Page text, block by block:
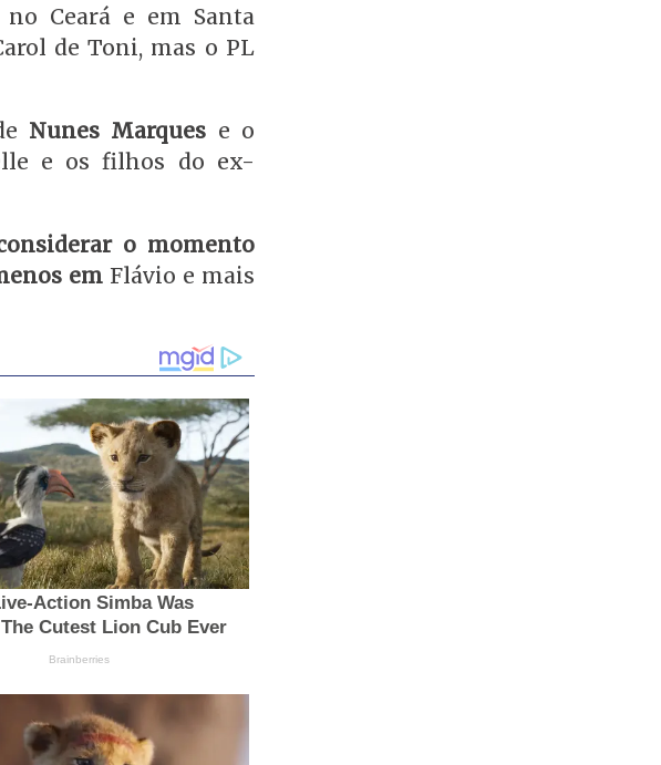
Ceará e em Santa
de Toni, mas o PL
Nunes Marques e o
e os filhos do ex-
o momento
em Flávio e mais